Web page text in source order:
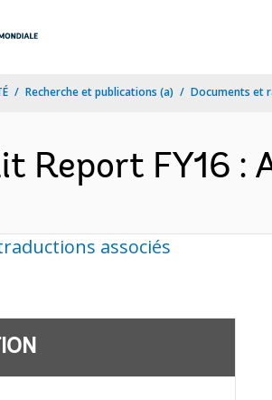
Recherche et publications (a) Documents et
Report FY16 :
associés